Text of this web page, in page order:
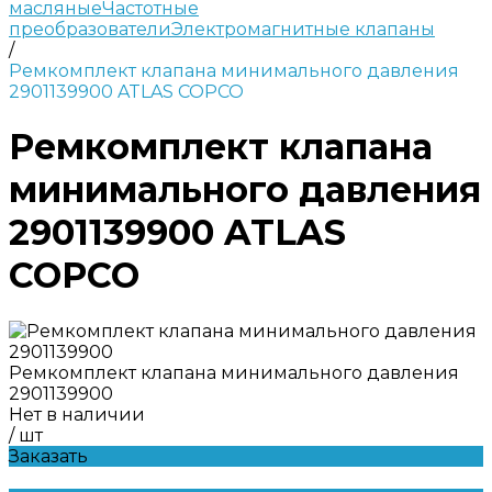
масляныеЧастотные
преобразователиЭлектромагнитные клапаны
/
Ремкомплект клапана минимального давления
2901139900 ATLAS COPCO
Ремкомплект клапана
минимального давления
2901139900 ATLAS
COPCO
Ремкомплект клапана минимального давления
2901139900
Нет в наличии
/ шт
Заказать